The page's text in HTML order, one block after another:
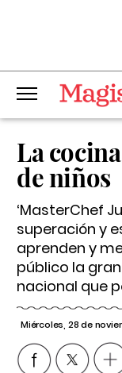
La
de niños
‘MasterChef
superación y
aprenden y
público la
nacional que
Miércoles, 28 de